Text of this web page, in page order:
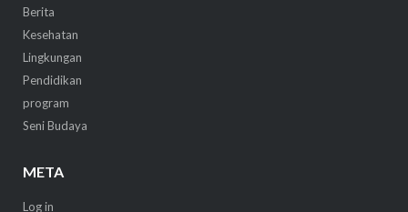
Berita
Kesehatan
Lingkungan
Pendidikan
program
Seni Budaya
META
Log in